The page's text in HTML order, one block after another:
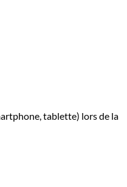
tablette) lors de la